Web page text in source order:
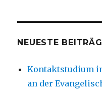
NEUESTE
Kontaktstudium
an der